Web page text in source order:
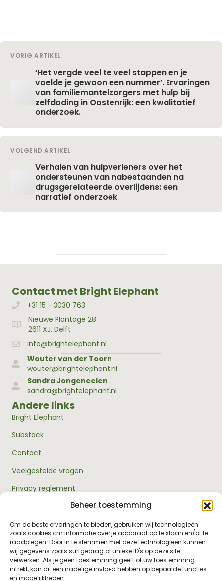
Beheer toestemming
Om de beste ervaringen te bieden, gebruiken wij technologieën
zoals cookies om informatie over je apparaat op te slaan en/of te
raadplegen. Door in te stemmen met deze technologieën kunnen
wij gegevens zoals surfgedrag of unieke ID's op deze site
verwerken. Als je geen toestemming geeft of uw toestemming
intrekt, kan dit een nadelige invloed hebben op bepaalde functies
en mogelijkheden.
VORIG ARTIKEL
‘Het vergde veel te veel stappen en je
voelde je gewoon een nummer’. Ervaringen
van familiemantelzorgers met hulp bij
zelfdoding in Oostenrijk: een kwalitatief
onderzoek.
VOLGEND ARTIKEL
Verhalen van hulpverleners over het
ondersteunen van nabestaanden na
drugsgerelateerde overlijdens: een
narratief onderzoek
Contact met Bright Elephant
Bellen met Bright Elephant
+31 15 - 3030 763
Adres Bright Elephant
Nieuwe Plantage 28
2611 XJ, Delft
info@brightelephant.nl
Wouter van der Toorn
wouter@brightelephant.nl
Sandra Jongeneelen
sandra@brightelephant.nl
Andere links
Bright Elephant
Substack
Contact
Veelgestelde vragen
Privacy reglement
Algemene voorwaarden
Over ons
RouwExpertise.nl is een initiatief van Bright Elephant en
hét kennisplatform over rouw en verlies. Wij bieden
betrouwbare informatie en praktische hulp voor
iedereen die met rouw te maken heeft - van jezelf tot je
omgeving, van professionals tot leidinggevenden.